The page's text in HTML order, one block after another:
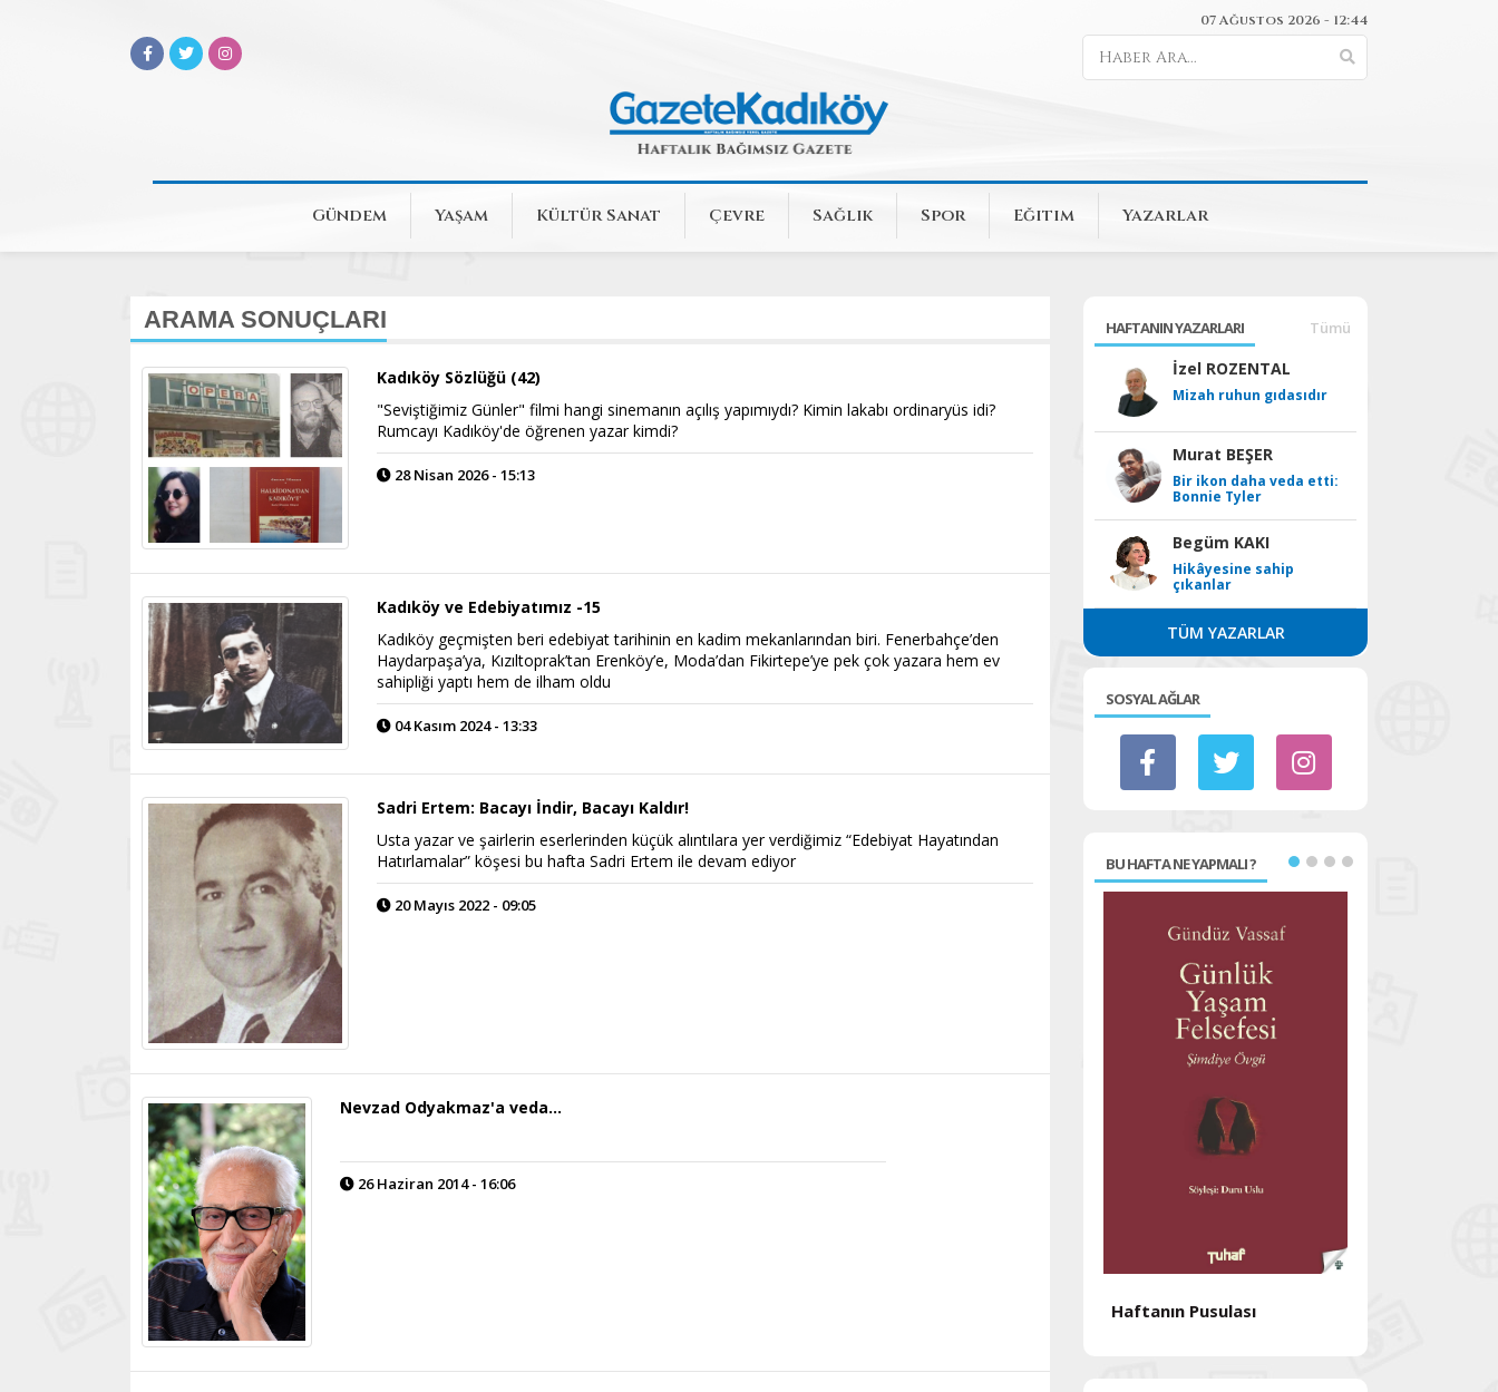
07 Ağustos 2026 - 12:44
Gündem Yaşam Kültür Sanat Çevre Sağlık Spor Eğitim Yazarlar
ARAMA SONUÇLARI
Kadıköy Sözlüğü (42)
"Seviştiğimiz Günler" filmi hangi sinemanın açılış yapımıydı? Kimin lakabı ordinaryüs idi?
Rumcayı Kadıköy'de öğrenen yazar kimdi?
28 Nisan 2026 - 15:13
Kadıköy ve Edebiyatımız -15
Kadıköy geçmişten beri edebiyat tarihinin en kadim mekanlarından biri. Fenerbahçe’den
Haydarpaşa’ya, Kızıltoprak’tan Erenköy’e, Moda’dan Fikirtepe’ye pek çok yazara hem ev
sahipliği yaptı hem de ilham oldu
04 Kasım 2024 - 13:33
Sadri Ertem: Bacayı İndir, Bacayı Kaldır!
Usta yazar ve şairlerin eserlerinden küçük alıntılara yer verdiğimiz “Edebiyat Hayatından
Hatırlamalar” köşesi bu hafta Sadri Ertem ile devam ediyor
20 Mayıs 2022 - 09:05
Nevzad Odyakmaz'a veda…
26 Haziran 2014 - 16:06
HAFTANIN YAZARLARI Tümü
İzel ROZENTAL
Mizah ruhun gıdasıdır
Murat BEŞER
Bir ikon daha veda etti:
Bonnie Tyler
Begüm KAKI
Hikâyesine sahip
çıkanlar
TÜM YAZARLAR
SOSYAL AĞLAR
BU HAFTA NE YAPMALI ?
Haftanın Pusulası